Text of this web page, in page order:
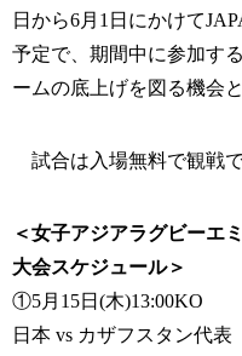
日から6月1日にかけて
予定で、期間中に参加す
ームの底上げを図る機会と
試合は入場無料で観戦で
＜女子アジアラグビーエ
大会スケジュール＞
①5月15日(木)13:00KO
日本 vs カザフスタン代表